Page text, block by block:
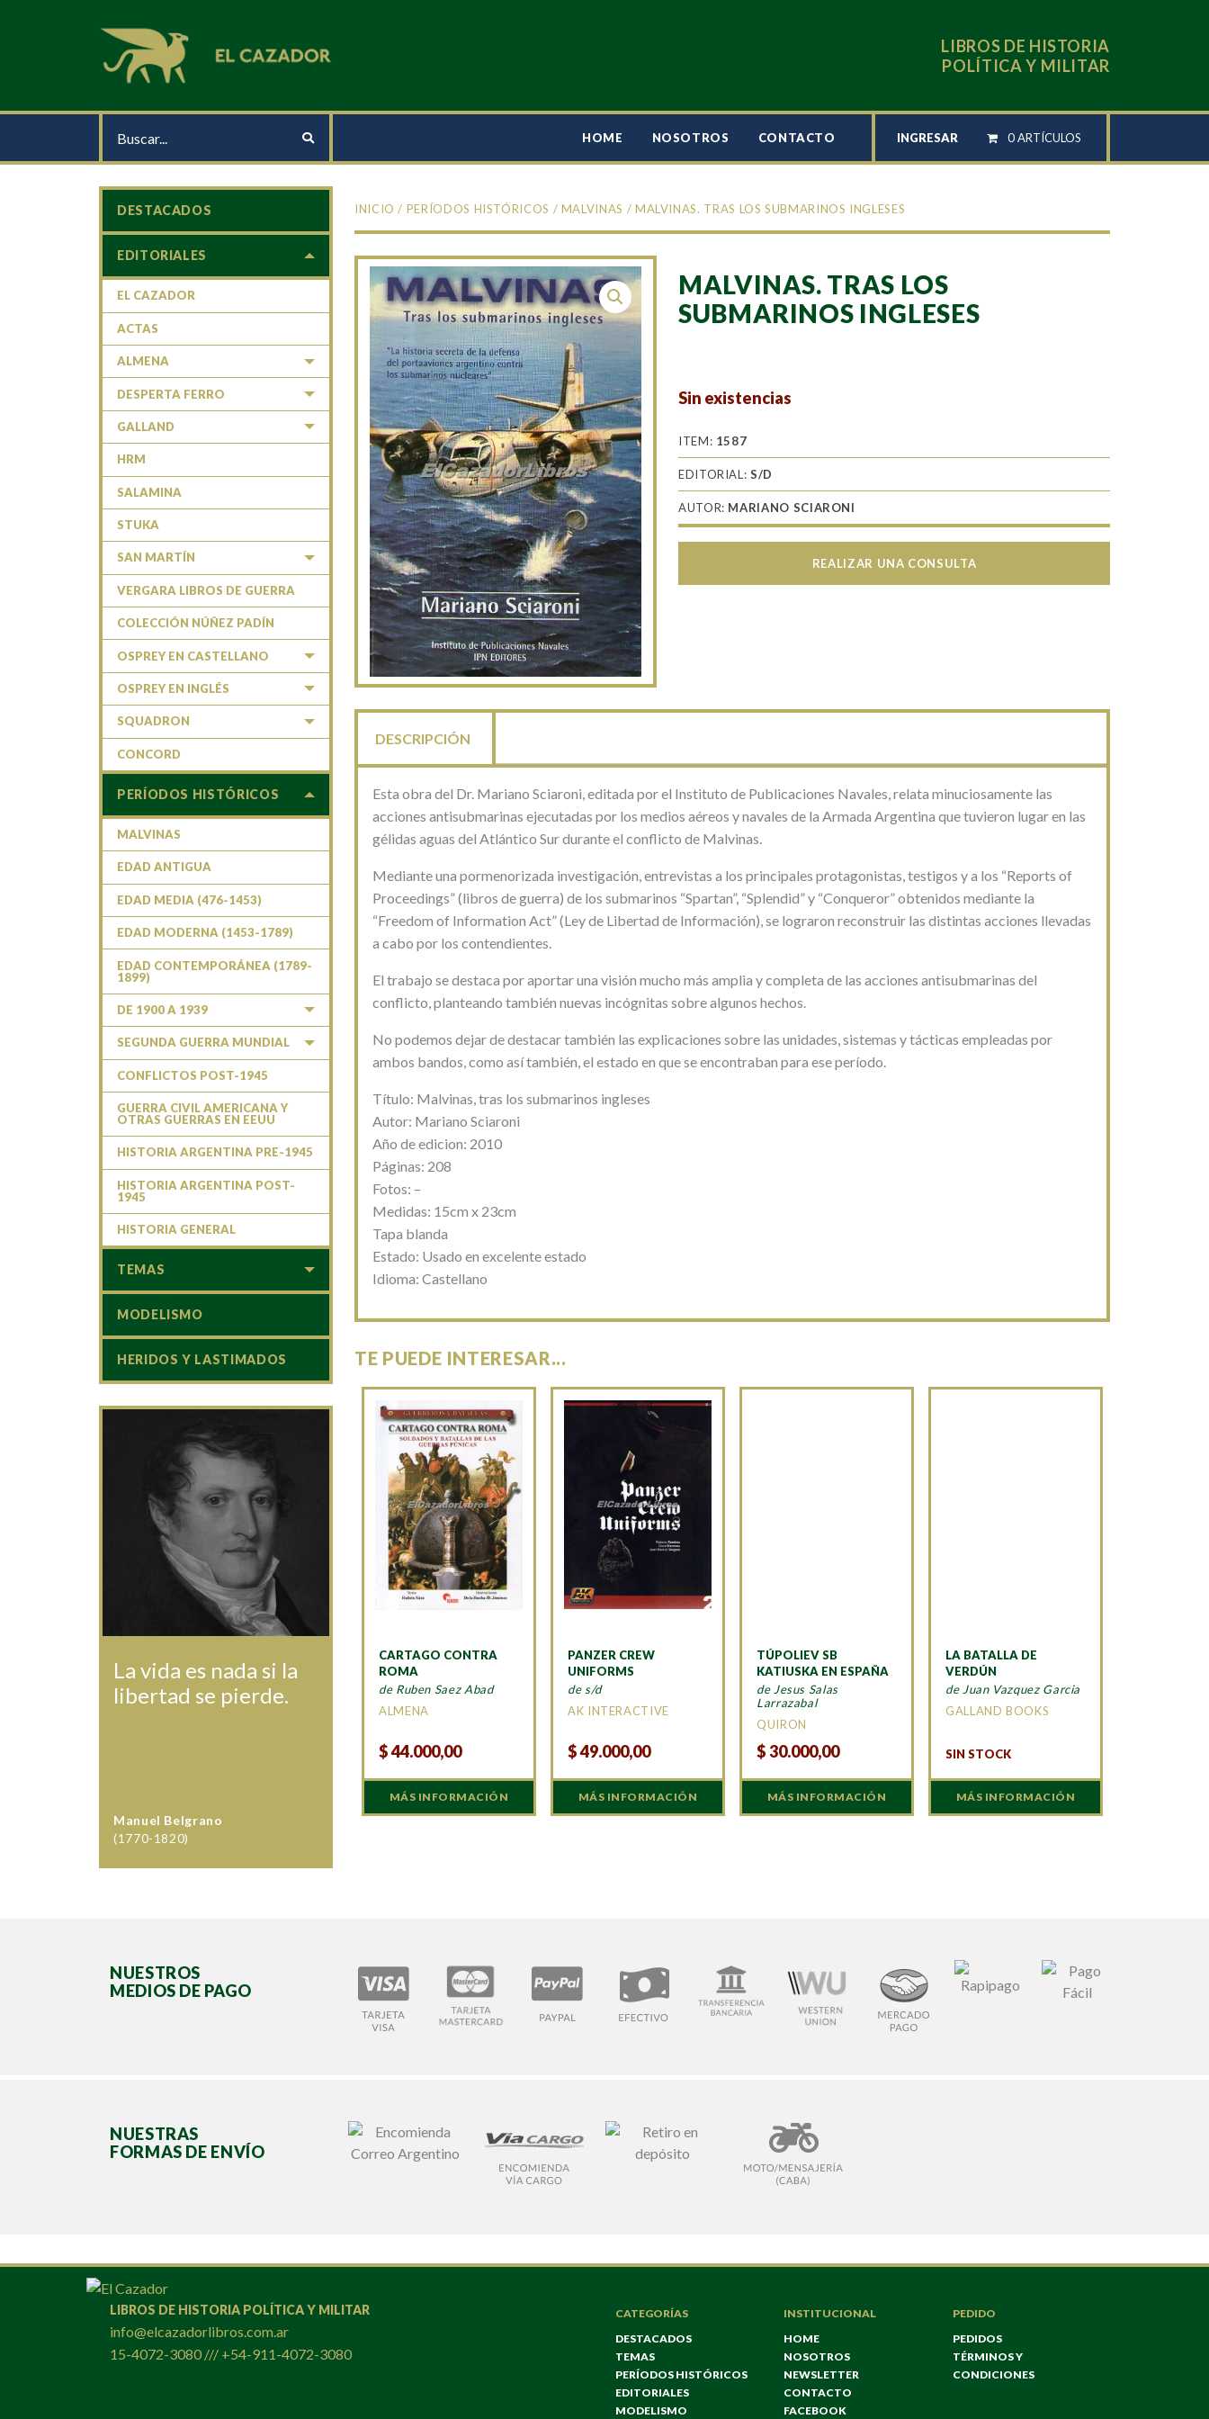
LIBROS DE HISTORIA
POLÍTICA Y MILITAR
HOME NOSOTROS CONTACTO INGRESAR 0 ARTÍCULOS
INICIO / PERÍODOS HISTÓRICOS / MALVINAS / MALVINAS. TRAS LOS SUBMARINOS INGLESES
MALVINAS. TRAS LOS
SUBMARINOS INGLESES
Sin existencias
ITEM: 1587
EDITORIAL:S/D
AUTOR: MARIANO SCIARONI
REALIZAR UNA CONSULTA
DESCRIPCIÓN
Esta obra del Dr. Mariano Sciaroni, editada por el Instituto de Publicaciones Navales, relata minuciosamente las
acciones antisubmarinas ejecutadas por los medios aéreos y navales de la Armada Argentina que tuvieron lugar en las
gélidas aguas del Atlántico Sur durante el conflicto de Malvinas.
Mediante una pormenorizada investigación, entrevistas a los principales protagonistas, testigos y a los “Reports of
Proceedings” (libros de guerra) de los submarinos “Spartan”, “Splendid” y “Conqueror” obtenidos mediante la
“Freedom of Information Act” (Ley de Libertad de Información), se lograron reconstruir las distintas acciones llevadas
a cabo por los contendientes.
El trabajo se destaca por aportar una visión mucho más amplia y completa de las acciones antisubmarinas del
conflicto, planteando también nuevas incógnitas sobre algunos hechos.
No podemos dejar de destacar también las explicaciones sobre las unidades, sistemas y tácticas empleadas por
ambos bandos, como así también, el estado en que se encontraban para ese período.
Título: Malvinas, tras los submarinos ingleses
Autor: Mariano Sciaroni
Año de edicion: 2010
Páginas: 208
Fotos: –
Medidas: 15cm x 23cm
Tapa blanda
Estado: Usado en excelente estado
Idioma: Castellano
TE PUEDE INTERESAR...
CARTAGO CONTRA
ROMA
de Ruben Saez Abad
ALMENA
$44.000,00
MÁS INFORMACIÓN
PANZER CREW
UNIFORMS
de s/d
AK INTERACTIVE
$49.000,00
MÁS INFORMACIÓN
TÚPOLIEV SB
KATIUSKA EN ESPAÑA
de Jesus Salas
Larrazabal
QUIRON
$30.000,00
MÁS INFORMACIÓN
LA BATALLA DE
VERDÚN
de Juan Vazquez Garcia
GALLAND BOOKS
SIN STOCK
MÁS INFORMACIÓN
DESTACADOS
EDITORIALES
EL CAZADOR
ACTAS
ALMENA
DESPERTA FERRO
GALLAND
HRM
SALAMINA
STUKA
SAN MARTÍN
VERGARA LIBROS DE GUERRA
COLECCIÓN NÚÑEZ PADÍN
OSPREY EN CASTELLANO
OSPREY EN INGLÉS
SQUADRON
CONCORD
PERÍODOS HISTÓRICOS
MALVINAS
EDAD ANTIGUA
EDAD MEDIA (476-1453)
EDAD MODERNA (1453-1789)
EDAD CONTEMPORÁNEA (1789-
1899)
DE 1900 A 1939
SEGUNDA GUERRA MUNDIAL
CONFLICTOS POST-1945
GUERRA CIVIL AMERICANA Y
OTRAS GUERRAS EN EEUU
HISTORIA ARGENTINA PRE-1945
HISTORIA ARGENTINA POST-
1945
HISTORIA GENERAL
TEMAS
MODELISMO
HERIDOS Y LASTIMADOS
La vida es nada si la
libertad se pierde.
Manuel Belgrano
(1770-1820)
NUESTROS
MEDIOS DE PAGO
NUESTRAS
FORMAS DE ENVÍO
LIBROS DE HISTORIA POLÍTICA Y MILITAR
info@elcazadorlibros.com.ar
15-4072-3080 /// +54-911-4072-3080
CATEGORÍAS
DESTACADOS
TEMAS
PERÍODOS HISTÓRICOS
EDITORIALES
MODELISMO
INSTITUCIONAL
HOME
NOSOTROS
NEWSLETTER
CONTACTO
FACEBOOK
PEDIDO
PEDIDOS
TÉRMINOS Y
CONDICIONES